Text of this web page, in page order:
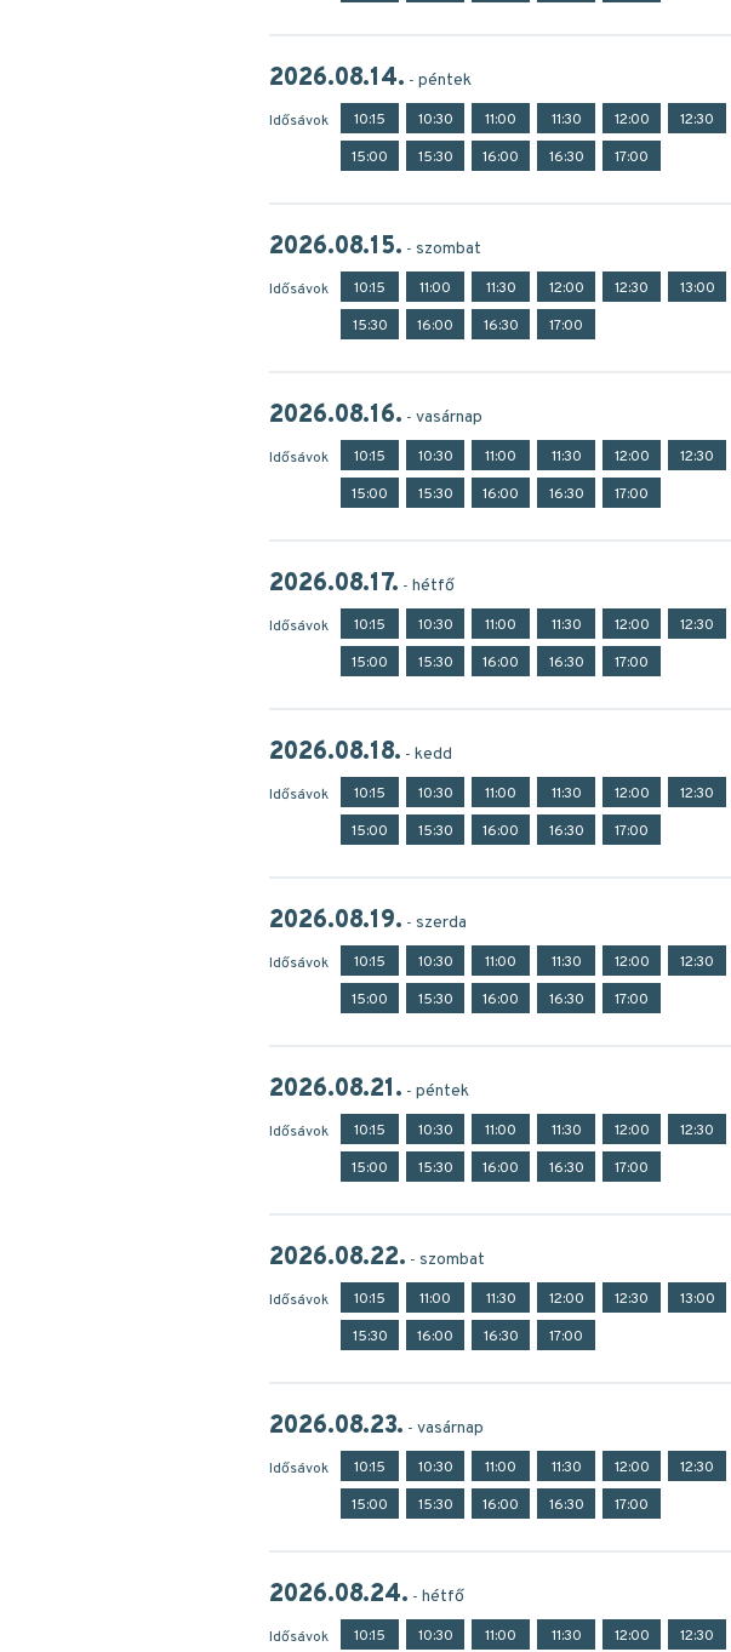
2026.08.14. péntek
Idősávok 10:15 10:30 11:00 11:30 12:00 12:30
15:00
15:30 16:00 16:30 17:00
2026.08.15. szombat
Idősávok 10:15 11:00 11:30 12:00 12:30 13:00
15:30
16:00 16:30 17:00
2026.08.16. vasárnap
Idősávok 10:15 10:30 11:00 11:30 12:00 12:30
15:00
15:30 16:00 16:30 17:00
2026.08.17. hétfő
Idősávok 10:15 10:30 11:00 11:30 12:00 12:30
15:00
15:30 16:00 16:30 17:00
2026.08.18. kedd
Idősávok 10:15 10:30 11:00 11:30 12:00 12:30
15:00
15:30 16:00 16:30 17:00
2026.08.19. szerda
Idősávok 10:15 10:30 11:00 11:30 12:00 12:30
15:00
15:30 16:00 16:30 17:00
2026.08.21. péntek
Idősávok 10:15 10:30 11:00 11:30 12:00 12:30
15:00
15:30 16:00 16:30 17:00
2026.08.22. szombat
Idősávok 10:15 11:00 11:30 12:00 12:30 13:00
15:30
16:00 16:30 17:00
2026.08.23. vasárnap
Idősávok 10:15 10:30 11:00 11:30 12:00 12:30
15:00
15:30 16:00 16:30 17:00
2026.08.24. hétfő
Idősávok 10:15 10:30 11:00 11:30 12:00 12:30